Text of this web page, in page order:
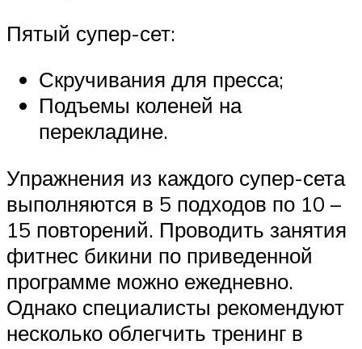
Пятый супер-сет:
Скручивания для пресса;
Подъемы коленей на
перекладине.
Упражнения из каждого супер-сета
выполняются в 5 подходов по 10 –
15 повторений. Проводить занятия
фитнес бикини по приведенной
программе можно ежедневно.
Однако специалисты рекомендуют
несколько облегчить тренинг в